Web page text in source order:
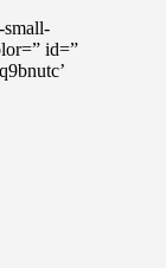
small-
id=”